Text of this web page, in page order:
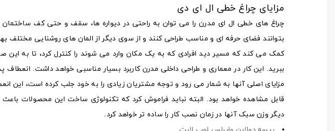
مزایای چراغ خطی ال ای دی
چراغ‌ های خطی ال ای مدرن را می‌ توان به راحتی در دیواره‌ ها، سقف و حتی کف ساختمان
بتوانند فضای حرفه‌ ای و مناسب طراحی کنند و از سوی دیگر از المان‌ های روشنایی مختلف
کمک می کند که مسیر دید افرادی که به یک مکان وارد می‌ شوند را کنترل کرد، تا به این
ببرید. این کار در معماری و طراحی داخلی مدرن کاربرد بسیار مناسبی خواهد داشت. انعطاف
مزایای اصلی آنها به شمار می‌ رود و توجه مشتریان زیادی را به خود جلب کرده است، این
قابل مشاهده خواهد بود. البته نباید فراموش کرد که تکنولوژی ساخت این محصولات
دیگر وزن سبک آنها در زمان نصب کار را ساده‌ تر خواهد کرد.